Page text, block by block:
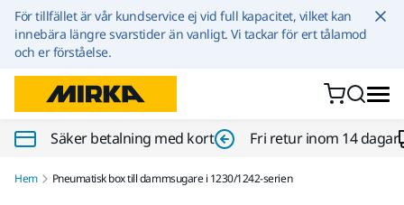
Hoppa till innehållet
För tillfället är vår kundservice ej vid full kapacitet, vilket kan
innebära längre svarstider än vanligt. Vi tackar för ert tålamod
och er förståelse.
Säker betalning med kort Fri retur inom 14 dagar
Hem Pneumatisk box till dammsugare i 1230/1242-serien